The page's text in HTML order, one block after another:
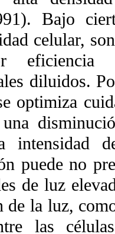
Bajo
celular,
eficiencia
diluidos.
optimiza
una
intensidad
puede no
de luz
la luz,
las